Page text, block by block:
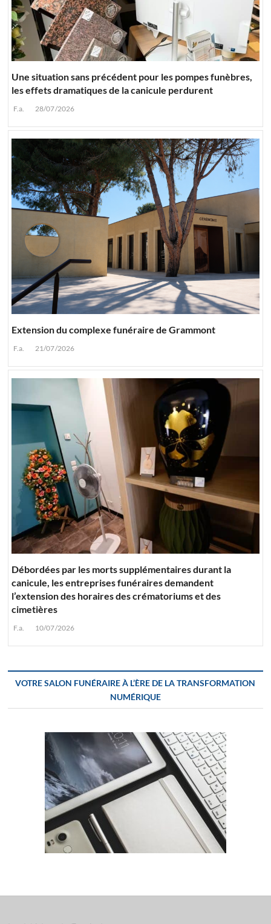
Une situation sans précédent pour les pompes funèbres,
les effets dramatiques de la canicule perdurent
F.a. 28/07/2026
Extension du complexe funéraire de Grammont
F.a. 21/07/2026
Débordées par les morts supplémentaires durant la
canicule, les entreprises funéraires demandent
l’extension des horaires des crématoriums et des
cimetières
F.a. 10/07/2026
VOTRE SALON FUNÉRAIRE À L’ÈRE DE LA TRANSFORMATION
NUMÉRIQUE